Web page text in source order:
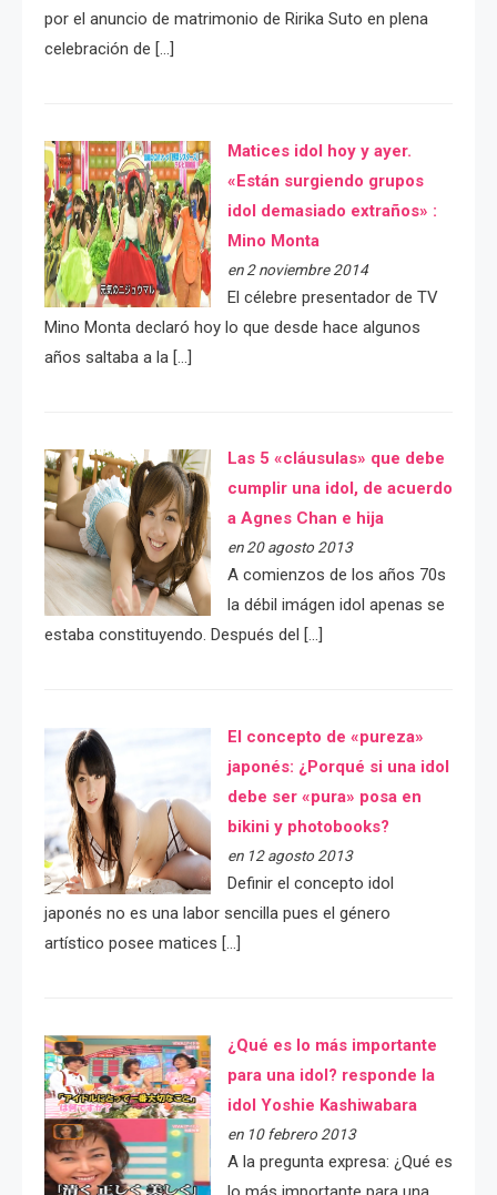
por el anuncio de matrimonio de Ririka Suto en plena
celebración de […]
Matices idol hoy y ayer.
«Están surgiendo grupos
idol demasiado extraños» :
Mino Monta
en 2 noviembre 2014
El célebre presentador de TV
Mino Monta declaró hoy lo que desde hace algunos
años saltaba a la […]
Las 5 «cláusulas» que debe
cumplir una idol, de acuerdo
a Agnes Chan e hija
en 20 agosto 2013
A comienzos de los años 70s
la débil imágen idol apenas se
estaba constituyendo. Después del […]
El concepto de «pureza»
japonés: ¿Porqué si una idol
debe ser «pura» posa en
bikini y photobooks?
en 12 agosto 2013
Definir el concepto idol
japonés no es una labor sencilla pues el género
artístico posee matices […]
¿Qué es lo más importante
para una idol? responde la
idol Yoshie Kashiwabara
en 10 febrero 2013
A la pregunta expresa: ¿Qué es